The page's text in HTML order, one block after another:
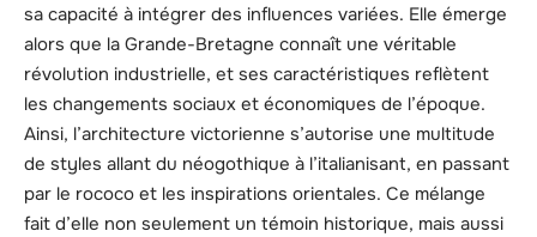
sa capacité à intégrer des influences variées. Elle émerge
alors que la Grande-Bretagne connaît une véritable
révolution industrielle, et ses caractéristiques reflètent
les changements sociaux et économiques de l’époque.
Ainsi, l’architecture victorienne s’autorise une multitude
de styles allant du néogothique à l’italianisant, en passant
par le rococo et les inspirations orientales. Ce mélange
fait d’elle non seulement un témoin historique, mais aussi